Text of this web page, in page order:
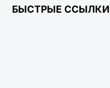
БЫСТРЫЕ ССЫЛКИ